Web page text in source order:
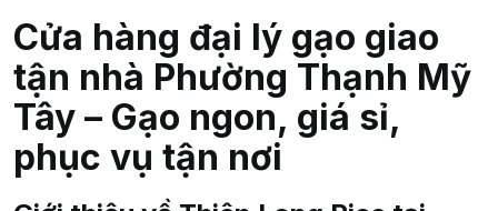
Cửa hàng đại lý gạo giao
tận nhà Phường Thạnh Mỹ
Tây – Gạo ngon, giá sỉ,
phục vụ tận nơi